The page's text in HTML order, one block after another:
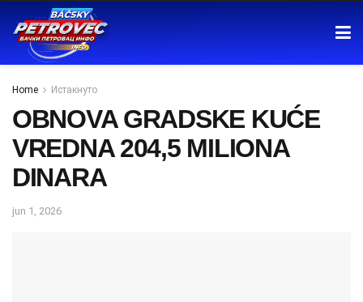
Home Истакнуто
OBNOVA GRADSKE KUĆE
VREDNA 204,5 MILIONA
DINARA
jun 1, 2026